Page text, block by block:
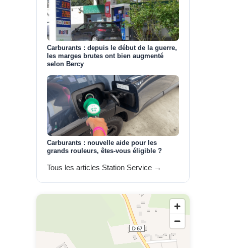
Carburants : depuis le début de la guerre,
les marges brutes ont bien augmenté
selon Bercy
Carburants : nouvelle aide pour les
grands rouleurs, êtes-vous éligible ?
Tous les articles Station Service →